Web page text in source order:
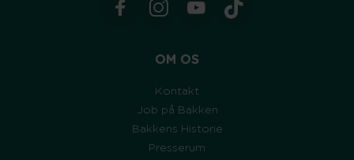
OM OS
Kontakt
Job på Bakken
Bakkens Historie
Presserum